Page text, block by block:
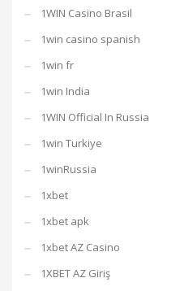
1WIN Casino Brasil
1win casino spanish
1win fr
1win India
1WIN Official In Russia
1win Turkiye
1winRussia
1xbet
1xbet apk
1xbet AZ Casino
1XBET AZ Giriş